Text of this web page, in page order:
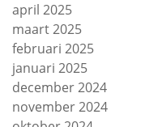
april 2025
maart 2025
februari 2025
januari 2025
december 2024
november 2024